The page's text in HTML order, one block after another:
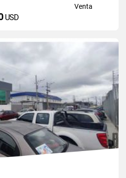
Venta
USD